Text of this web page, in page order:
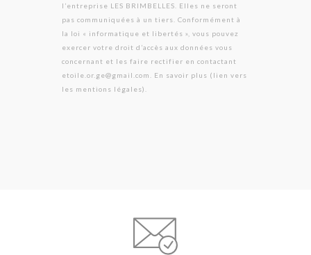
l’entreprise LES BRIMBELLES. Elles ne seront
pas communiquées à un tiers. Conformément à
la loi « informatique et libertés », vous pouvez
exercer votre droit d’accès aux données vous
concernant et les faire rectifier en contactant
etoile.or.ge@gmail.com. En savoir plus (lien vers
les mentions légales).